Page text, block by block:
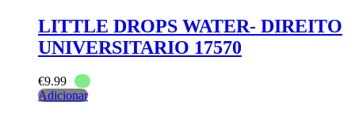
LITTLE DROPS WATER- DIREITO
UNIVERSITARIO 17570
€9.99
Adicionar